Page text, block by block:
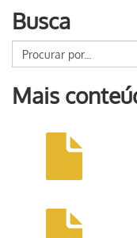
Busca
Mais